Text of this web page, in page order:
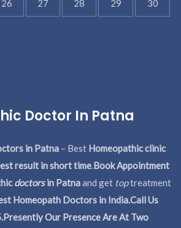
26 27 28 29 30
Doctor In Patna
in Patna – Best Homeopathic clinic
result in short time.Book Appointment
doctorsin Patnaand get toptreatment
Homeopath Doctors in India.Call Us
Our Presence Are At Two